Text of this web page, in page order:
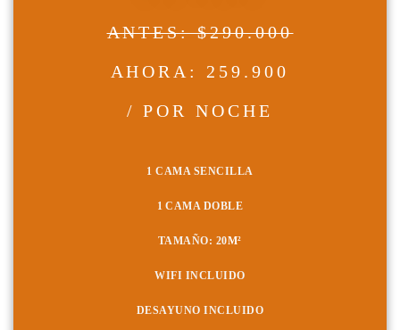
ANTES: $290.000
AHORA: 259.900
/ POR NOCHE
1 CAMA SENCILLA
1 CAMA DOBLE
TAMAÑO: 20M²
WIFI INCLUIDO
DESAYUNO INCLUIDO